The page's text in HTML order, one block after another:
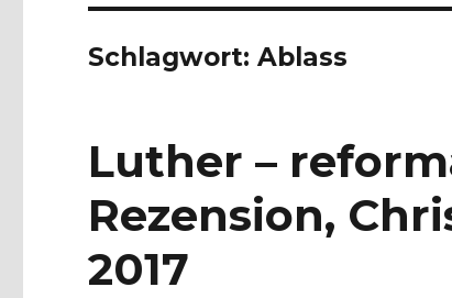
Schlagwort:Ablass
Luther –
Rezension,
2017